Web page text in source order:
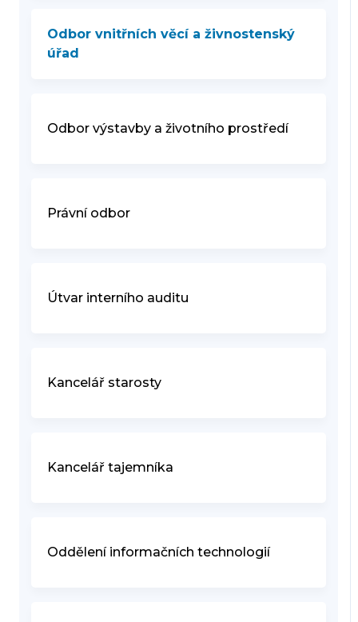
Odbor vnitřních věcí a živnostenský
úřad
Odbor výstavby a životního prostředí
Právní odbor
Útvar interního auditu
Kancelář starosty
Kancelář tajemníka
Oddělení informačních technologií